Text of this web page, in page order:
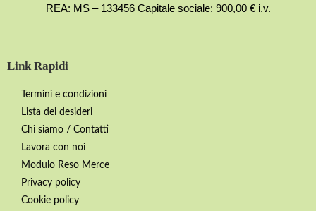
REA: MS – 133456 Capitale sociale: 900,00 € i.v.
Link Rapidi
Termini e condizioni
Lista dei desideri
Chi siamo / Contatti
Lavora con noi
Modulo Reso Merce
Privacy policy
Cookie policy